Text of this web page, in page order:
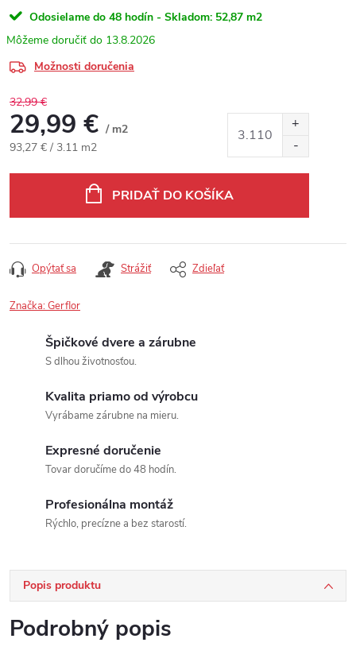
Odosielame do 48 hodín - Skladom: 52,87 m2
13.8.2026
Možnosti doručenia
32,99 €
29,99 € / m2
Jednotková cena:
93,27 € / 3.11 m2
PRIDAŤ DO KOŠÍKA
Opýtať sa Strážiť Zdieľať
Značka:Gerflor
Špičkové dvere a zárubne
S dlhou životnosťou.
Kvalita priamo od výrobcu
Vyrábame zárubne na mieru.
Expresné doručenie
Tovar doručíme do 48 hodín.
Profesionálna montáž
Rýchlo, precízne a bez starostí.
Popis produktu
Podrobný popis